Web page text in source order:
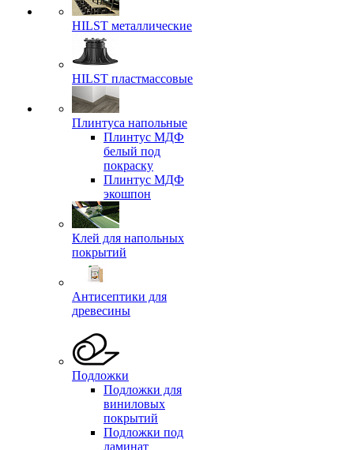
HILST металлические
HILST пластмассовые
Плинтуса напольные
Плинтус МДФ
белый под
покраску
Плинтус МДФ
экошпон
Клей для напольных
покрытий
Антисептики для
древесины
Подложки
Подложки для
виниловых
покрытий
Подложки под
ламинат